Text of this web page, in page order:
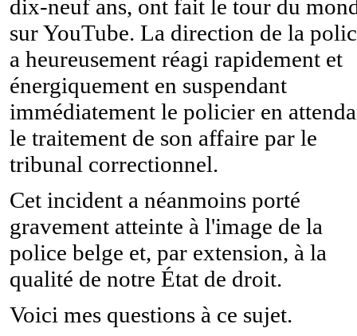
dix-neuf ans, ont fait le tour du
sur YouTube. La direction de la
a heureusement réagi rapidement et
énergiquement en suspendant
immédiatement le policier en
le traitement de son affaire par le
tribunal correctionnel.
Cet incident a néanmoins porté
gravement atteinte à l'image de la
police belge et, par extension, à la
qualité de notre État de droit.
Voici mes questions à ce sujet.